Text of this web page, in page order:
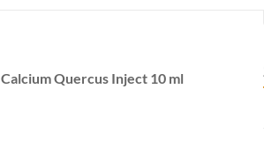
CalciumQuercus Inject 10 ml